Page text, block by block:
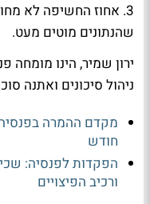
3. אחוז החשיפה לא
שהנתונים מוטים מעט.
ירון שמיר, הינו מומחה
ניהול סיכונים ואתנה
מקדם ההמרה
חודש
הפקדות לפנסיה:
ורכיב הפיצויים